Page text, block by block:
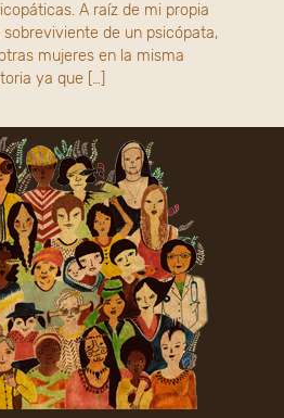
A raíz de mi propia
de un psicópata,
mujeres en la misma
ya que […]